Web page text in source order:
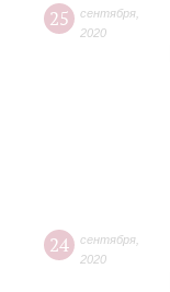
25 сентября
2020
24 сентября
2020